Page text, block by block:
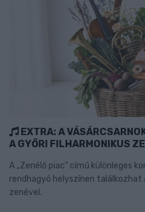
EXTRA: A
A GYŐRI FILHARMONIKUS
A „Zenélő piac” című különleges
rendhagyó helyszínen találkozhat
zenével.